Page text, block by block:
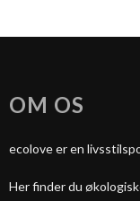
OM OS
ecolove er en
Her finder du